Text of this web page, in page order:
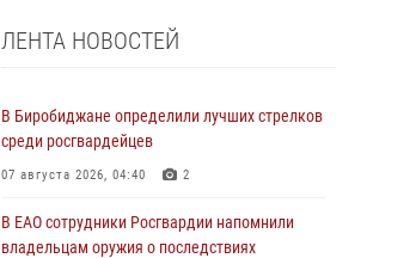
ЛЕНТА НОВОСТЕЙ
В Биробиджане определили лучших стрелков
среди росгвардейцев
07 августа 2026, 04:40 2
В ЕАО сотрудники Росгвардии напомнили
владельцам оружия о последствиях